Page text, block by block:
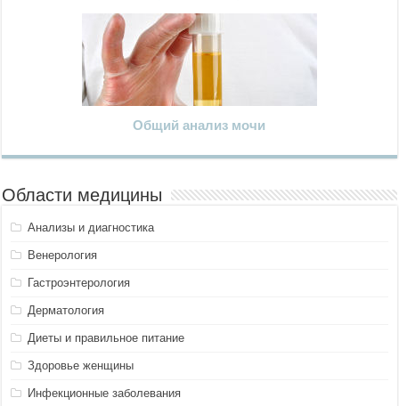
Общий анализ мочи
Области медицины
Анализы и диагностика
Венерология
Гастроэнтерология
Дерматология
Диеты и правильное питание
Здоровье женщины
Инфекционные заболевания